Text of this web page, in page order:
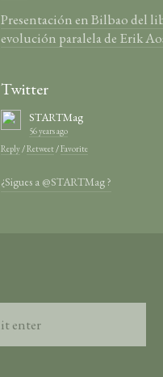
Presentación en Bilbao del
evolución paralela de Erik
Twitter
STARTMag
56 years ago
Reply/Retweet/Favorite
¿Sigues a @STARTMag ?